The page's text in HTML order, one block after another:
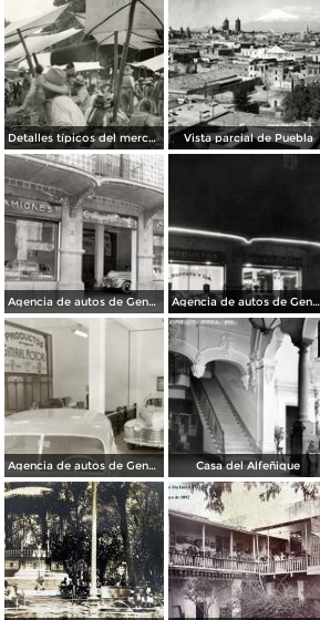
Detalles típicos del mercado Vista parcial de Puebla
Agencia de autos de General Motors Agencia de autos de General Motors
Agencia de autos de General Motors Casa del Alfeñique